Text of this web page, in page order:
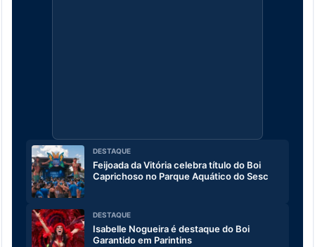
DESTAQUE
Feijoada da Vitória celebra título do Boi
Caprichoso no Parque Aquático do Sesc
DESTAQUE
Isabelle Nogueira é destaque do Boi
Garantido em Parintins